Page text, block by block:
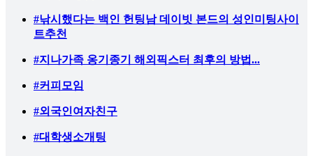
#낚시했다는 백인 헌팅남 데이빗 본드의 성인미팅사이
트추천
#지나가족 옹기종기 해외픽스터 최후의 방법...
#커피모임
#외국인여자친구
#대학생소개팅